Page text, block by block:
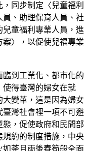
同步制定〈兒童福利
、助理保育人員、社
童福利專業人員，進
〉，以促使兒福專業
到工業化、都市化的
使得臺灣的婦女在就
變革，這是因為婦女
灣社會裡一項不可避
，促使政府和民間部
規約的制度措施，中央
荼且雨後春筍般全面